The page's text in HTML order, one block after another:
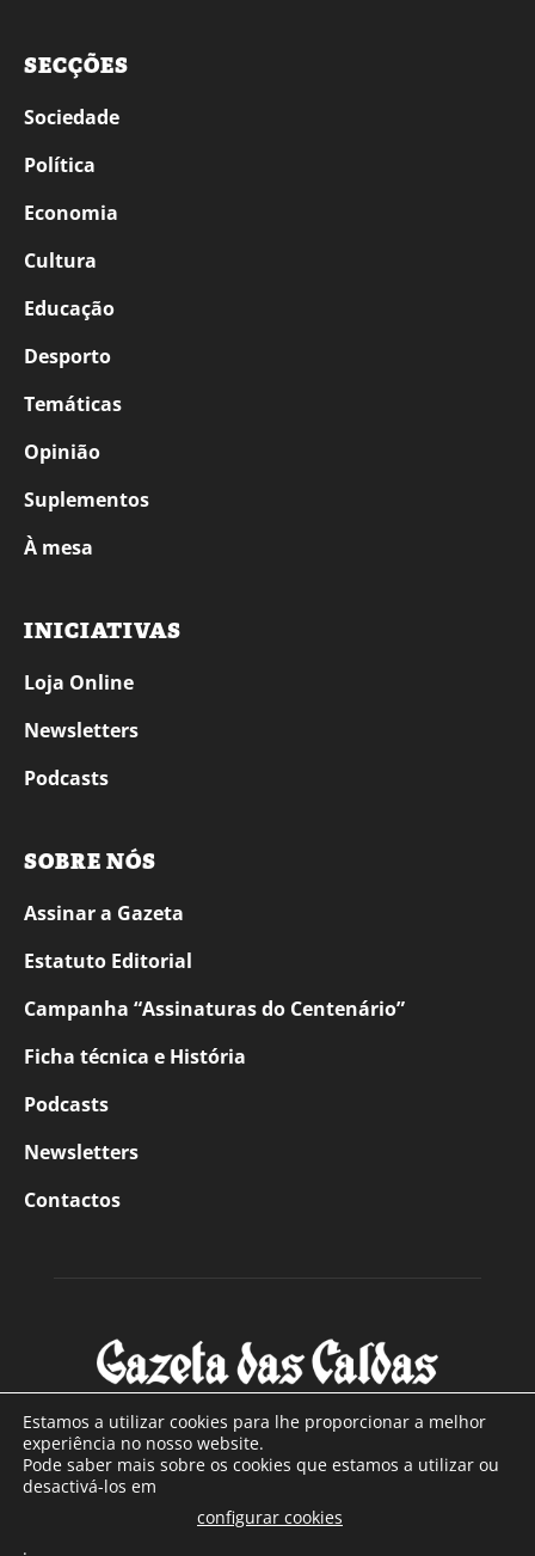
SECÇÕES
Sociedade
Política
Economia
Cultura
Educação
Desporto
Temáticas
Opinião
Suplementos
À mesa
INICIATIVAS
Loja Online
Newsletters
Podcasts
SOBRE NÓS
Assinar a Gazeta
Estatuto Editorial
Campanha “Assinaturas do Centenário”
Ficha técnica e História
Podcasts
Newsletters
Contactos
SOBRE NÓS
Com sede nas Caldas da Rainha e mais de 90 anos de
Estamos a utilizar cookies para lhe proporcionar a melhor
experiência no nosso website.
Pode saber mais sobre os cookies que estamos a utilizar ou
desactivá-los em
configurar cookies
.